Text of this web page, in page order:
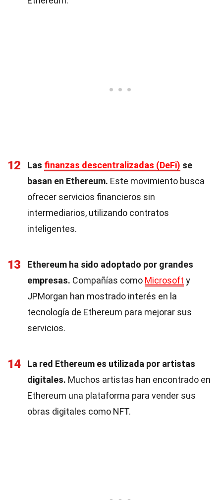
12 Las finanzas descentralizadas (DeFi) se
basan en Ethereum. Este movimiento busca
ofrecer servicios financieros sin
intermediarios, utilizando contratos
inteligentes.
13
Ethereum ha sido adoptado por grandes
empresas. Compañías como Microsoft y
JPMorgan han mostrado interés en la
tecnología de Ethereum para mejorar sus
servicios.
14
La red Ethereum es utilizada por artistas
digitales. Muchos artistas han encontrado en
Ethereum una plataforma para vender sus
obras digitales como NFT.